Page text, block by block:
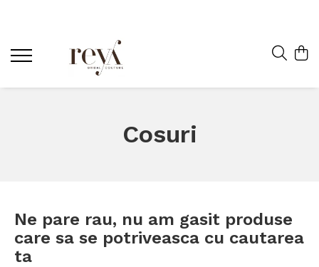
Cosuri
Ne pare rau, nu am gasit produse
care sa se potriveasca cu cautarea
ta